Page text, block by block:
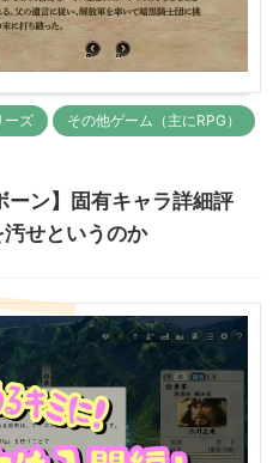
ーズ その他ゲーム（主にRPG）
ーン】固有キャラ詳細評
せというのか